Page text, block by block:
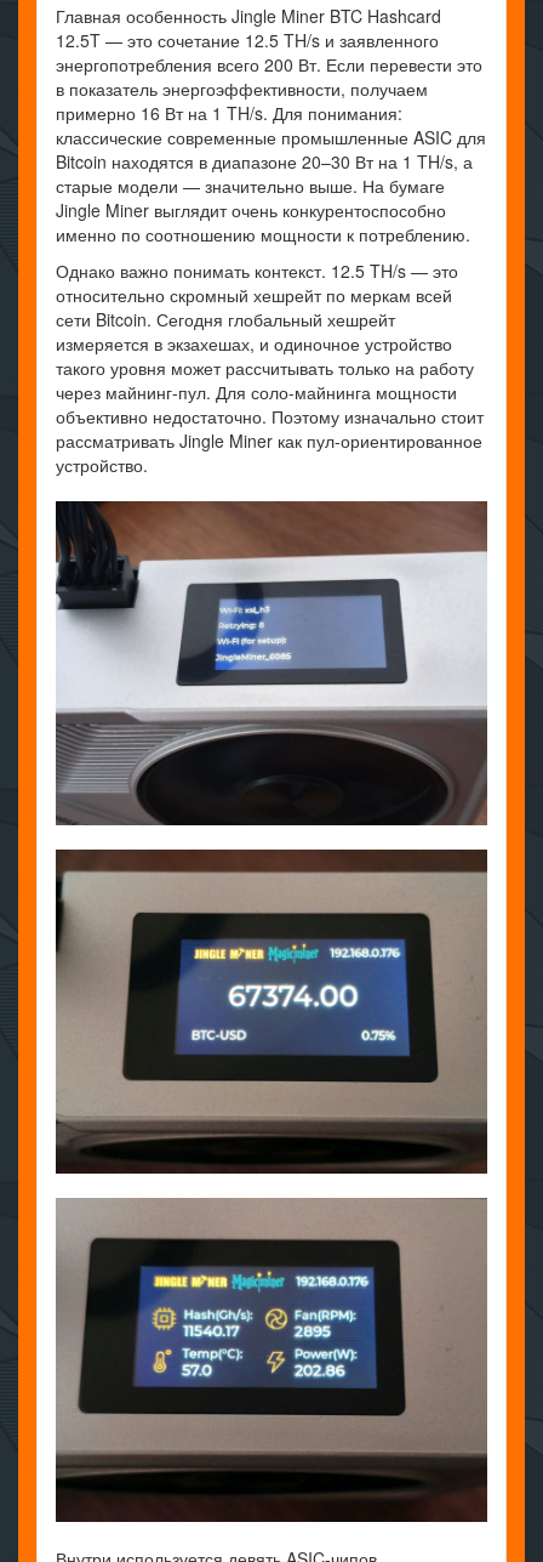
Главная особенность Jingle Miner BTC Hashcard
12.5T — это сочетание 12.5 TH/s и заявленного
энергопотребления всего 200 Вт. Если перевести это
в показатель энергоэффективности, получаем
примерно 16 Вт на 1 TH/s. Для понимания:
классические современные промышленные ASIC для
Bitcoin находятся в диапазоне 20–30 Вт на 1 TH/s, а
старые модели — значительно выше. На бумаге
Jingle Miner выглядит очень конкурентоспособно
именно по соотношению мощности к потреблению.
Однако важно понимать контекст. 12.5 TH/s — это
относительно скромный хешрейт по меркам всей
сети Bitcoin. Сегодня глобальный хешрейт
измеряется в экзахешах, и одиночное устройство
такого уровня может рассчитывать только на работу
через майнинг-пул. Для соло-майнинга мощности
объективно недостаточно. Поэтому изначально стоит
рассматривать Jingle Miner как пул-ориентированное
устройство.